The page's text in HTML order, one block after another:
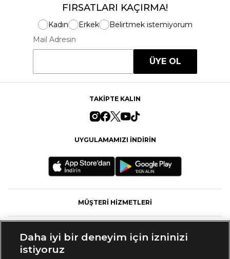
FIRSATLARI KAÇIRMA!
Kadın Erkek
Belirtmek istemiyorum
Mail Adresin
ÜYE OL
TAKİPTE KALIN
UYGULAMAMIZI İNDİRİN
MÜŞTERİ HİZMETLERİ
Daha iyi bir deneyim için izninizi
istiyoruz